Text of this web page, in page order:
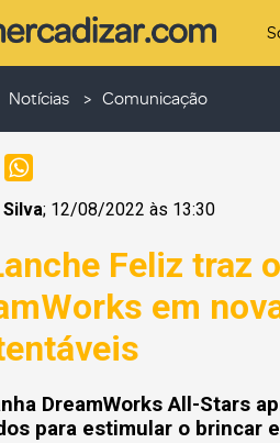
Notícias Comunicação
; 12/08/2022 às 13:30
Feliz traz
em
DreamWorks All-Stars
para estimular o brincar